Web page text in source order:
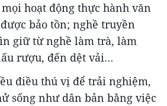
hoạt động thực hành văn
bảo tồn; nghề truyền
giữ từ nghề làm trà, làm
rượu, đến dệt vải…
điều thú vị để trải nghiệm,
sống như dân bản bằng việc